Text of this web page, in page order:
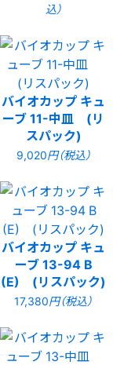
込）
バイオカップ キュ
ーブ 11-中皿 (リ
スパック)
9,020円（税込）
バイオカップ キュ
ーブ 13-94 B
(E) (リスパック)
17,380円（税込）